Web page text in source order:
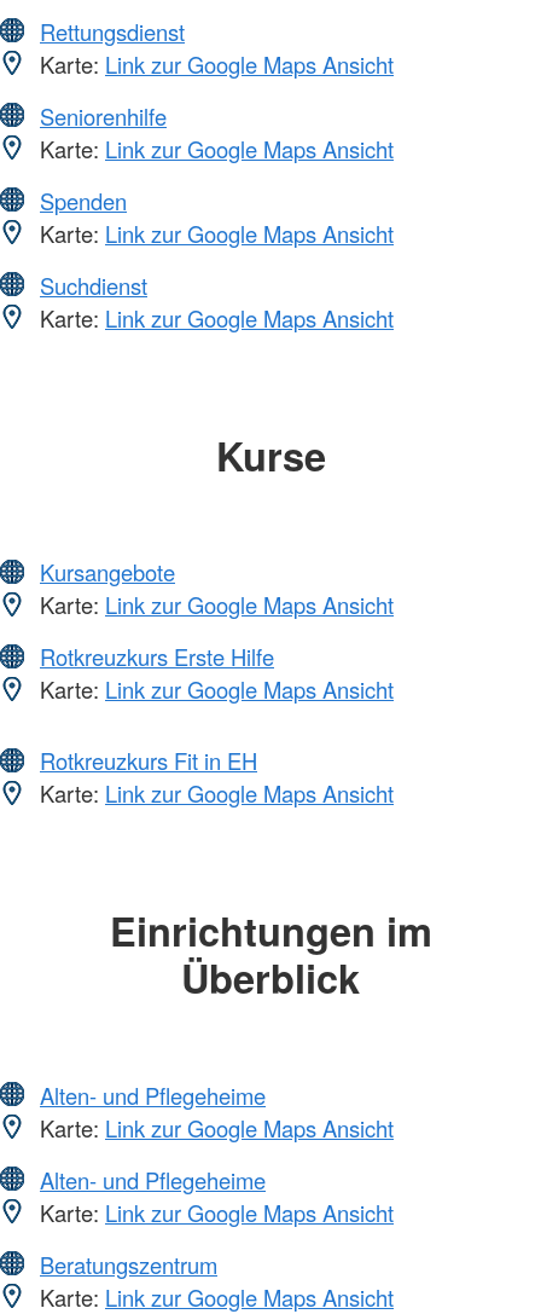
Rettungsdienst
Karte: Link zur Google Maps Ansicht
Seniorenhilfe
Karte: Link zur Google Maps Ansicht
Spenden
Karte: Link zur Google Maps Ansicht
Suchdienst
Karte: Link zur Google Maps Ansicht
Kurse
Kursangebote
Karte: Link zur Google Maps Ansicht
Rotkreuzkurs Erste Hilfe
Karte: Link zur Google Maps Ansicht
Rotkreuzkurs Fit in EH
Karte: Link zur Google Maps Ansicht
Einrichtungen im
Überblick
Alten- und Pflegeheime
Karte: Link zur Google Maps Ansicht
Alten- und Pflegeheime
Karte: Link zur Google Maps Ansicht
Beratungszentrum
Karte: Link zur Google Maps Ansicht